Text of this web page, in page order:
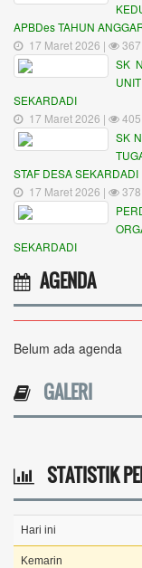
APBDes TAHUN
17 Maret 2026 |
SK
SEKARDADI
17 Maret 2026 |
SK
STAF DESA SEKARDADI
17 Maret 2026 |
SEKARDADI
AGENDA
Belum ada agenda
GALERI
STATISTIK
Hari ini
Kemarin